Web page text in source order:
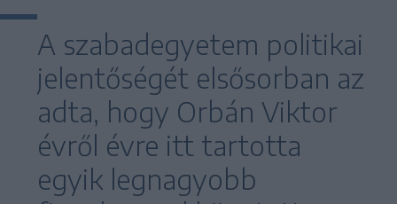
A szabadegyetem politikai
jelentőségét elsősorban az
adta, hogy Orbán Viktor
évről évre itt tartotta
egyik legnagyobb